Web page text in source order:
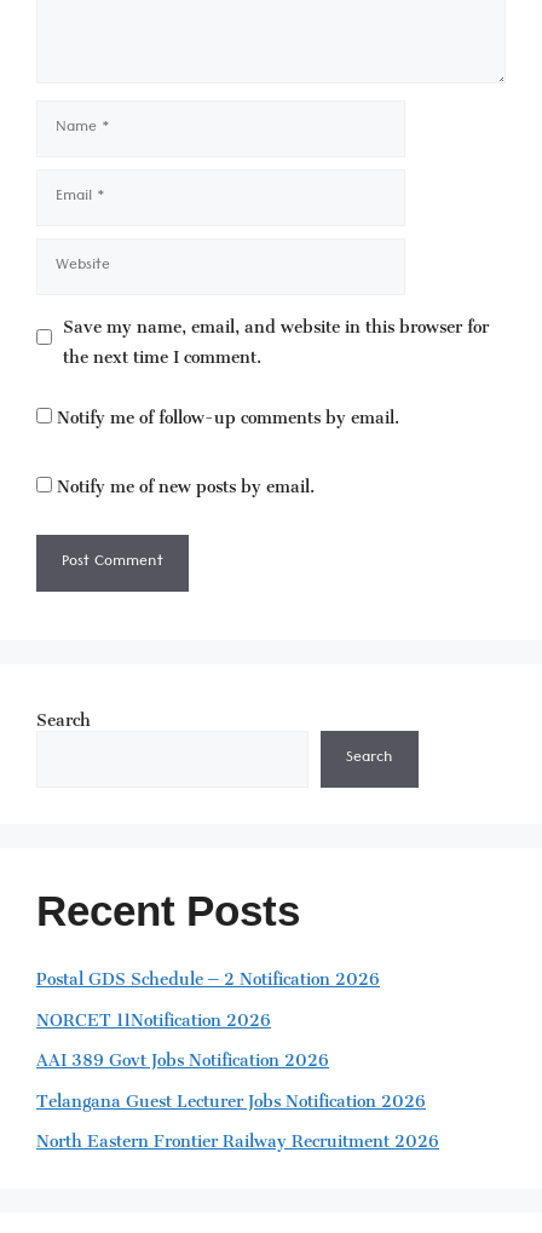
Name
Email
Website
Save my name, email, and website in this browser for
the next time I comment.
Notify me of follow-up comments by email.
Notify me of new posts by email.
Search
Search
Recent Posts
Postal GDS Schedule – 2 Notification 2026
NORCET 11Notification 2026
AAI 389 Govt Jobs Notification 2026
Telangana Guest Lecturer Jobs Notification 2026
North Eastern Frontier Railway Recruitment 2026